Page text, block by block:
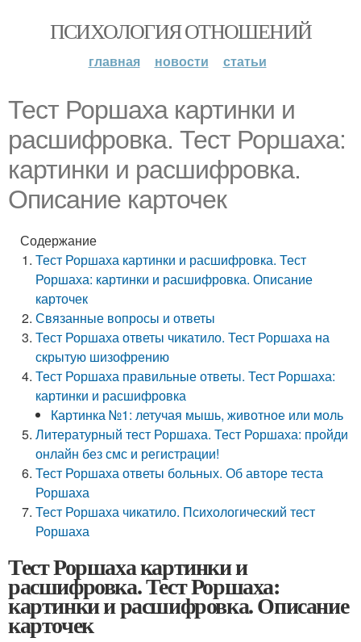
ПСИХОЛОГИЯ ОТНОШЕНИЙ
главная новости статьи
Тест Роршаха картинки и
расшифровка. Тест Роршаха:
картинки и расшифровка.
Описание карточек
Содержание
Тест Роршаха картинки и расшифровка. Тест
Роршаха: картинки и расшифровка. Описание
карточек
Связанные вопросы и ответы
Тест Роршаха ответы чикатило. Тест Роршаха на
скрытую шизофрению
Тест Роршаха правильные ответы. Тест Роршаха:
картинки и расшифровка
Картинка №1: летучая мышь, животное или моль
Литературный тест Роршаха. Тест Роршаха: пройди
онлайн без смс и регистрации!
Тест Роршаха ответы больных. Об авторе теста
Роршаха
Тест Роршаха чикатило. Психологический тест
Роршаха
Тест Роршаха картинки и
расшифровка. Тест Роршаха:
картинки и расшифровка. Описание
карточек